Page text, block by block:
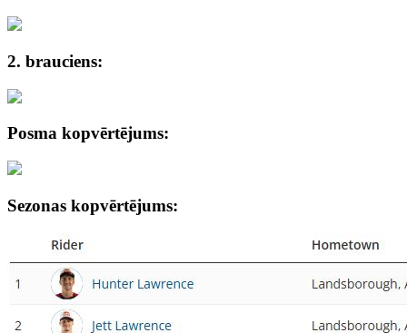
2. brauciens:
Posma kopvērtējums:
Sezonas kopvērtējums: